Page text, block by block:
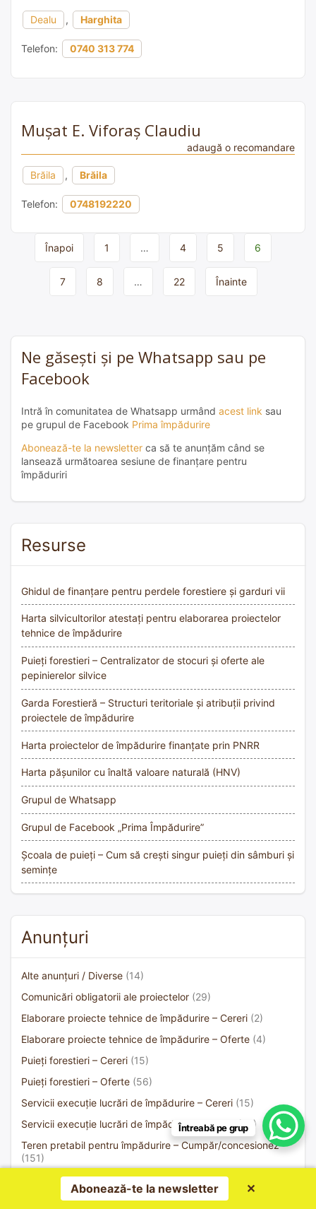
Dealu , Harghita
Telefon: 0740 313 774
Muşat E. Viforaş Claudiu
adaugă o recomandare
Brăila , Brăila
Telefon: 0748192220
Page
Înapoi 1 … 4 5 6
7 8 … 22 Înainte
Ne găsești și pe Whatsapp sau pe
Facebook
Intră în comunitatea de Whatsapp urmând acest link sau
pe grupul de Facebook Prima împădurire
Abonează-te la newsletter ca să te anunțăm când se
lansează următoarea sesiune de finanțare pentru
împăduriri
Resurse
Ghidul de finanțare pentru perdele forestiere și garduri vii
Harta silvicultorilor atestați pentru elaborarea proiectelor
tehnice de împădurire
Puieți forestieri – Centralizator de stocuri și oferte ale
pepinierelor silvice
Garda Forestieră – Structuri teritoriale și atribuții privind
proiectele de împădurire
Harta proiectelor de împădurire finanțate prin PNRR
Harta pășunilor cu înaltă valoare naturală (HNV)
Grupul de Whatsapp
Grupul de Facebook „Prima Împădurire”
Școala de puieți – Cum să crești singur puieți din sâmburi și
semințe
Anunțuri
Alte anunțuri / Diverse (14)
Comunicări obligatorii ale proiectelor (29)
Elaborare proiecte tehnice de împădurire – Cereri (2)
Elaborare proiecte tehnice de împădurire – Oferte (4)
Puieți forestieri – Cereri (15)
Puieți forestieri – Oferte (56)
Servicii execuție lucrări de împădurire – Cereri (15)
Servicii execuție lucrări de împădurire – Oferte(32)
Teren pretabil pentru împădurire – Cumpăr/concesionez
(151)
Teren pretabil pentru împădurire de concesionat/arendat
Abonează-te la newsletter ✕
Întreabă pe grup